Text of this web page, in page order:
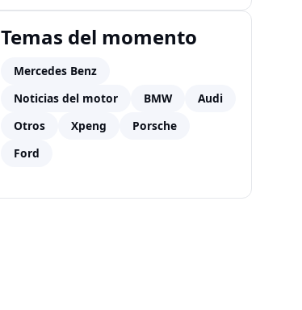
Temas del momento
Mercedes Benz
Noticias del motor
BMW
Audi
Otros
Xpeng
Porsche
Ford